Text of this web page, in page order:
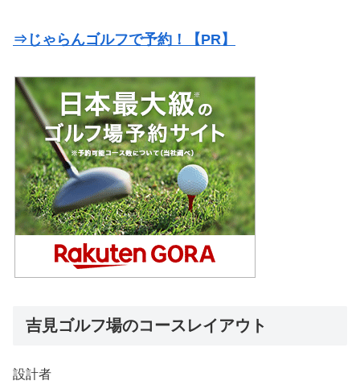
⇒じゃらんゴルフで予約！【PR】
吉見ゴルフ場のコースレイアウト
設計者